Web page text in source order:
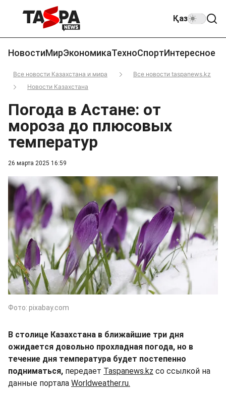
Қаз
НовостиМирЭкономикаТехноСпортИнтересное
Все новости Казахстана и мира
Все новости taspanews.kz
Новости Казахстана
26 марта 2025 16:59
Погода в Астане: от
мороза до плюсовых
температур
Фото: pixabay.com
В столице Казахстана в ближайшие три дня
ожидается довольно прохладная погода, но в
течение дня температура будет постепенно
подниматься, передает Taspanews.kz со ссылкой на
данные портала Worldweather.ru.